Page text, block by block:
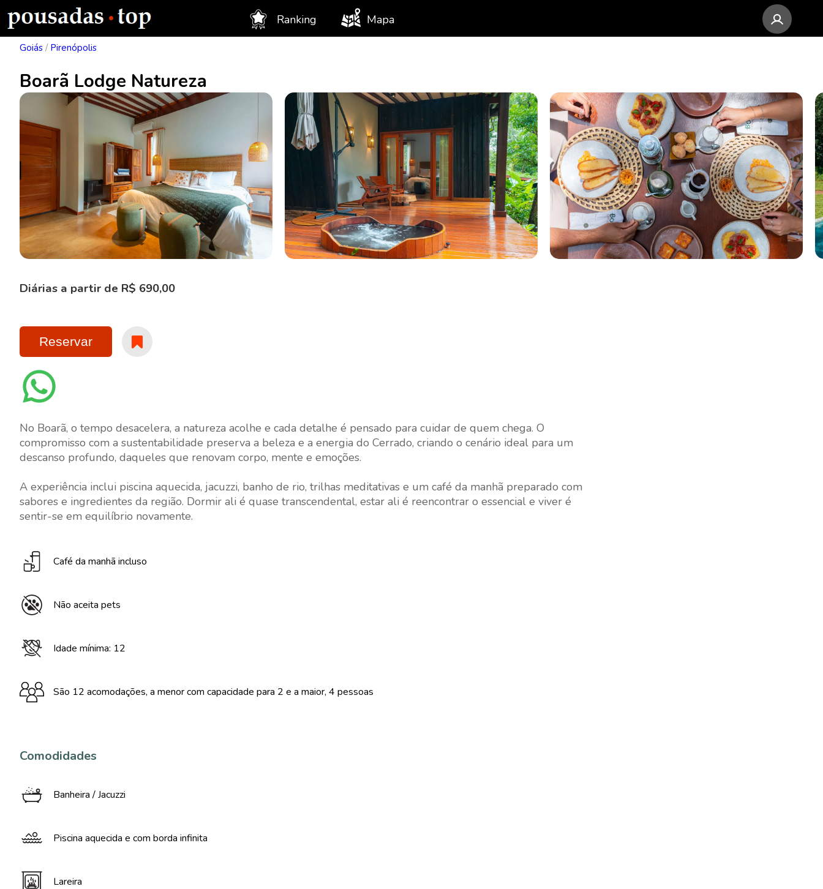
Ranking Mapa
Goiás / Pirenópolis
Boarã Lodge Natureza
Diárias a partir de R$ 690,00
Reservar
No Boarã, o tempo desacelera, a natureza acolhe e cada detalhe é pensado para cuidar de quem chega. O
compromisso com a sustentabilidade preserva a beleza e a energia do Cerrado, criando o cenário ideal para um
descanso profundo, daqueles que renovam corpo, mente e emoções.
A experiência inclui piscina aquecida, jacuzzi, banho de rio, trilhas meditativas e um café da manhã preparado com
sabores e ingredientes da região. Dormir ali é quase transcendental, estar ali é reencontrar o essencial e viver é
sentir-se em equilíbrio novamente.
Café da manhã incluso
Não aceita pets
Idade mínima: 12
São 12 acomodações, a menor com capacidade para 2 e a maior, 4 pessoas
Comodidades
Banheira / Jacuzzi
Piscina aquecida e com borda infinita
Lareira